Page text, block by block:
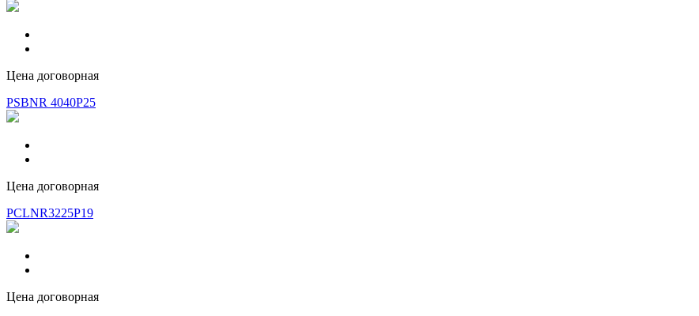
Цена договорная
PSBNR 4040P25
Цена договорная
PCLNR3225P19
Цена договорная